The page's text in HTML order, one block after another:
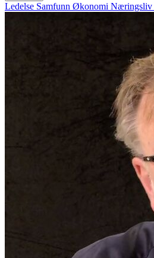
Ledelse Samfunn Økonomi Næringsliv